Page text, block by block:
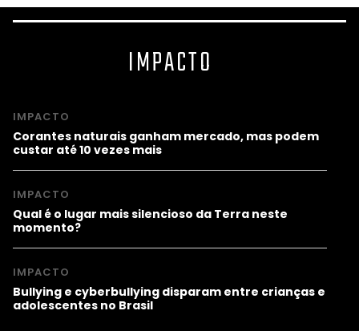
IMPACTO
IMPACTO
Corantes naturais ganham mercado, mas podem
custar até 10 vezes mais
IMPACTO
Qual é o lugar mais silencioso da Terra neste
momento?
IMPACTO
Bullying e cyberbullying disparam entre crianças e
adolescentes no Brasil